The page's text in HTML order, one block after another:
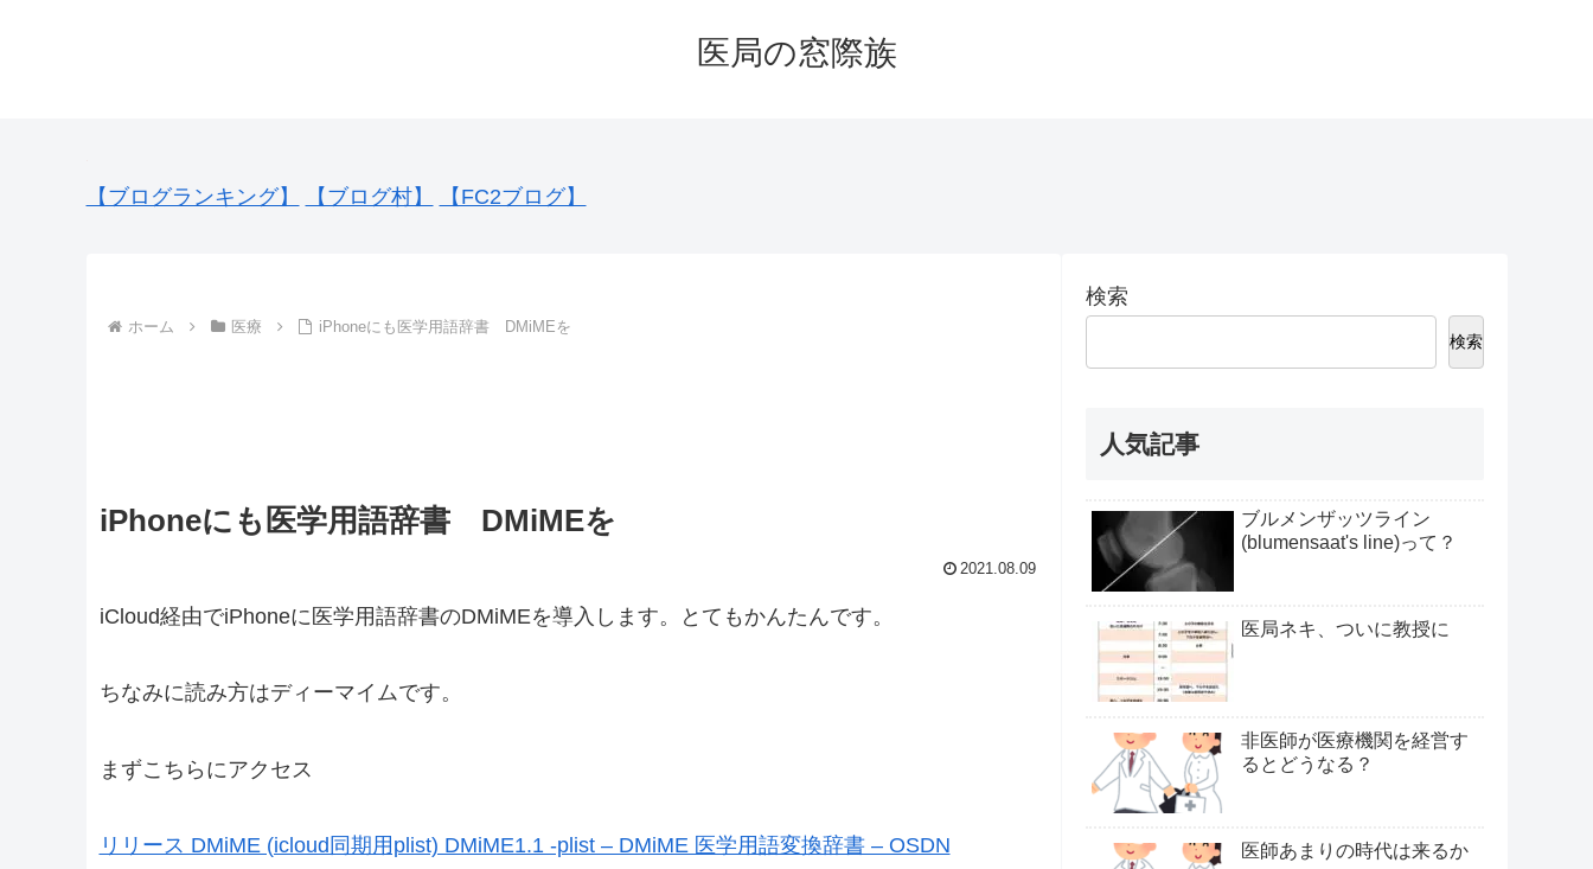
医局の窓際族
【ブログランキング】 【ブログ村】 【FC2ブログ】
ホーム 医療 iPhoneにも医学用語辞書 DMiMEを
iPhoneにも医学用語辞書 DMiMEを
2021.08.09
iCloud経由でiPhoneに医学用語辞書のDMiMEを導入します。とてもかんたんです。
ちなみに読み方はディーマイムです。
まずこちらにアクセス
リリース DMiME (icloud同期用plist) DMiME1.1 -plist – DMiME 医学用語変換辞書 – OSDN
検索
検索
人気記事
ブルメンザッツライン
(blumensaat's line)って？
医局ネキ、ついに教授に
非医師が医療機関を経営す
るとどうなる？
医師あまりの時代は来るか